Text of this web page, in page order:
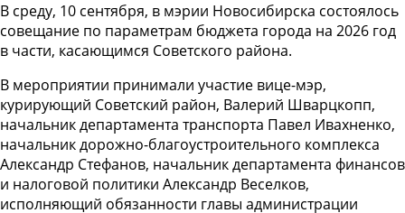
В среду, 10 сентября, в мэрии Новосибирска состоялось
совещание по параметрам бюджета города на 2026 год
в части, касающимся Советского района.
В мероприятии принимали участие вице-мэр,
курирующий Советский район, Валерий Шварцкопп,
начальник департамента транспорта Павел Ивахненко,
начальник дорожно-благоустроительного комплекса
Александр Стефанов, начальник департамента финансов
и налоговой политики Александр Веселков,
исполняющий обязанности главы администрации